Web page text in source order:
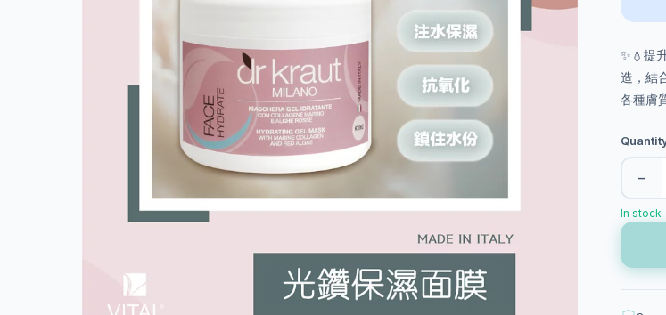
✨💧提
造，結
各種膚
−
In stock